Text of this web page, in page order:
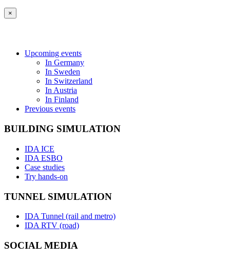
×
Upcoming events
In Germany
In Sweden
In Switzerland
In Austria
In Finland
Previous events
BUILDING SIMULATION
IDA ICE
IDA ESBO
Case studies
Try hands-on
TUNNEL SIMULATION
IDA Tunnel (rail and metro)
IDA RTV (road)
SOCIAL MEDIA